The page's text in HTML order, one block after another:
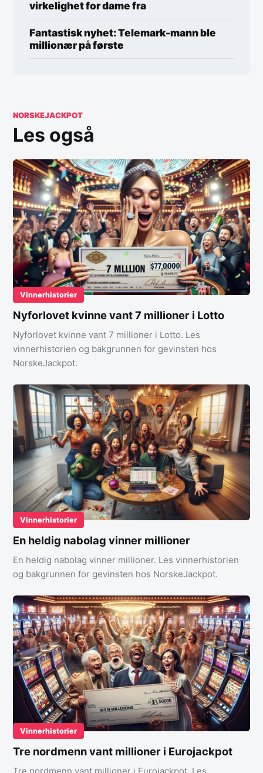
virkelighet for dame fra
Fantastisk nyhet: Telemark-mann ble
millionær på første
NORSKEJACKPOT
Les også
Vinnerhistorier
Nyforlovet kvinne vant 7 millioner i Lotto
Nyforlovet kvinne vant 7 millioner i Lotto. Les
vinnerhistorien og bakgrunnen for gevinsten hos
NorskeJackpot.
Vinnerhistorier
En heldig nabolag vinner millioner
En heldig nabolag vinner millioner. Les vinnerhistorien
og bakgrunnen for gevinsten hos NorskeJackpot.
Vinnerhistorier
Tre nordmenn vant millioner i Eurojackpot